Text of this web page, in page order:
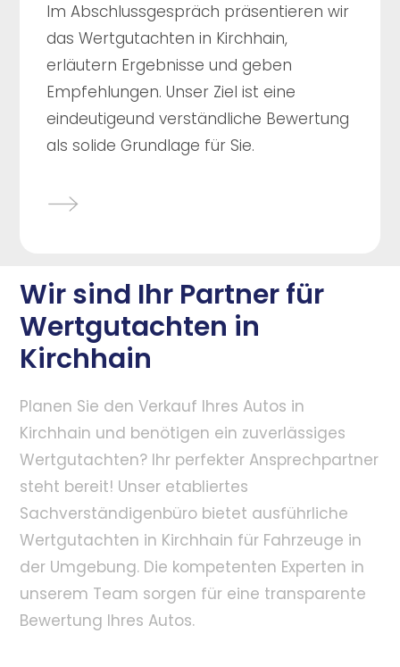
Im Abschlussgespräch präsentieren wir
das Wertgutachten in Kirchhain,
erläutern Ergebnisse und geben
Empfehlungen. Unser Ziel ist eine
eindeutigeund verständliche Bewertung
als solide Grundlage für Sie.
Wir sind Ihr Partner für
Wertgutachten in
Kirchhain
Planen Sie den Verkauf Ihres Autos in
Kirchhain und benötigen ein zuverlässiges
Wertgutachten? Ihr perfekter Ansprechpartner
steht bereit! Unser etabliertes
Sachverständigenbüro bietet ausführliche
Wertgutachten in Kirchhain für Fahrzeuge in
der Umgebung. Die kompetenten Experten in
unserem Team sorgen für eine transparente
Bewertung Ihres Autos.